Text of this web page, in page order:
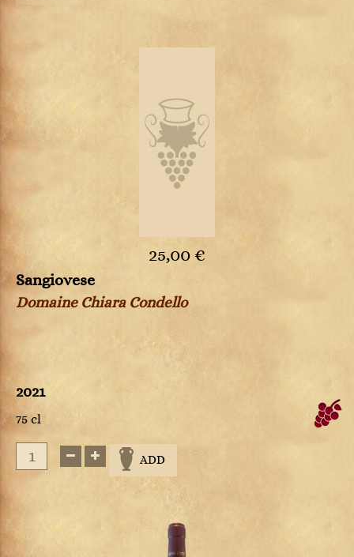
25,00 €
Sangiovese
Domaine Chiara Condello
2021
75 cl
ADD